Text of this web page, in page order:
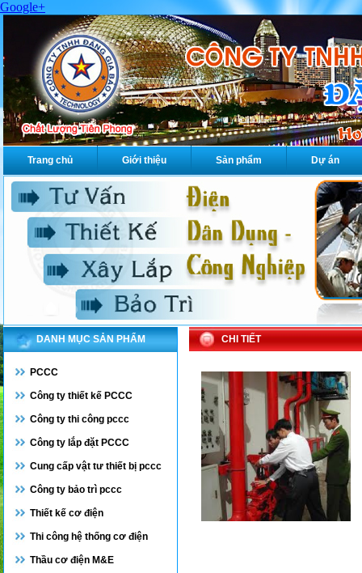
Google+
Trang chủ Giới thiệu Sản phẩm Dự án
DANH MỤC SẢN PHẨM
PCCC
Công ty thiết kế PCCC
Công ty thi công pccc
Công ty lắp đặt PCCC
Cung cấp vật tư thiết bị pccc
Công ty bảo trì pccc
Thiết kế cơ điện
Thi công hệ thống cơ điện
Thầu cơ điện M&E
CHI TIẾT